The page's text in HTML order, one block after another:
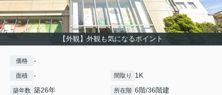
【外観】外観も気になるポイント
価格 -
面積 - 間取り 1K
築年数 築26年 所在階 6階/36階建